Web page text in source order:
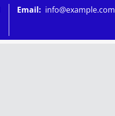
Email: info@example.com